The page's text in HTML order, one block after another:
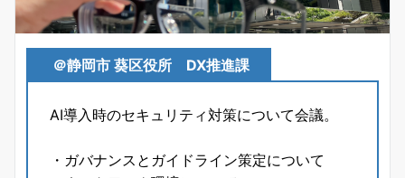
＠静岡市 葵区役所 DX推進課
AI導入時のセキュリティ対策について会議。
・ガバナンスとガイドライン策定について